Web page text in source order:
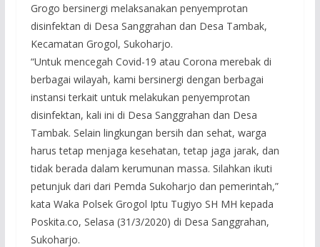
Grogo bersinergi melaksanakan penyemprotan
disinfektan di Desa Sanggrahan dan Desa Tambak,
Kecamatan Grogol, Sukoharjo.
“Untuk mencegah Covid-19 atau Corona merebak di
berbagai wilayah, kami bersinergi dengan berbagai
instansi terkait untuk melakukan penyemprotan
disinfektan, kali ini di Desa Sanggrahan dan Desa
Tambak. Selain lingkungan bersih dan sehat, warga
harus tetap menjaga kesehatan, tetap jaga jarak, dan
tidak berada dalam kerumunan massa. Silahkan ikuti
petunjuk dari dari Pemda Sukoharjo dan pemerintah,”
kata Waka Polsek Grogol Iptu Tugiyo SH MH kepada
Poskita.co, Selasa (31/3/2020) di Desa Sanggrahan,
Sukoharjo.